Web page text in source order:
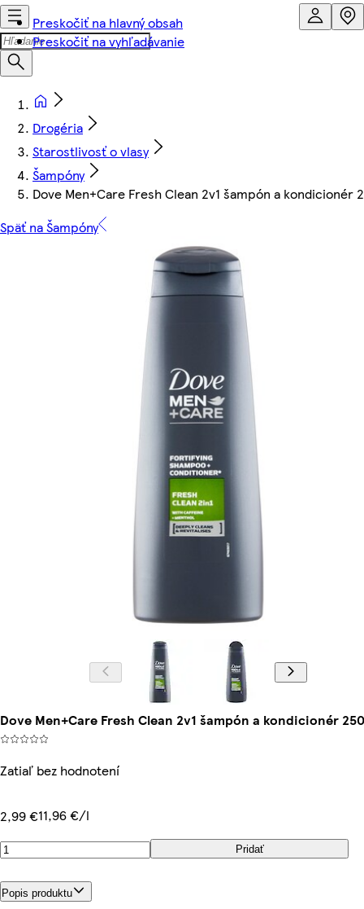
Preskočiť na hlavný obsah
Preskočiť na vyhľadávanie
Drogéria
Starostlivosť o vlasy
Šampóny
Dove Men+Care Fresh Clean 2v1 šampón a kondicionér
Späť na Šampóny
Dove Men+Care Fresh Clean 2v1 šampón a kondicionér
Zatiaľ bez hodnotení
2,99 €11,96 €/l
Pridať
Popis produktu